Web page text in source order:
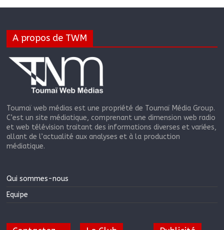
A propos de TWM
Toumaï web médias est une propriété de Toumaï Média Group.
C’est un site médiatique, comprenant une dimension web radio
et web télévision traitant des informations diverses et variées,
allant de l’actualité aux analyses et à la production
médiatique.
Qui sommes-nous
Equipe